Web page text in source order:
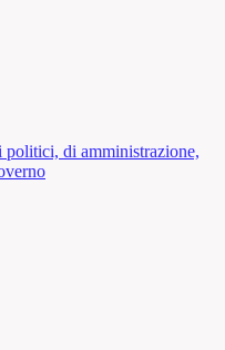
di amministrazione,